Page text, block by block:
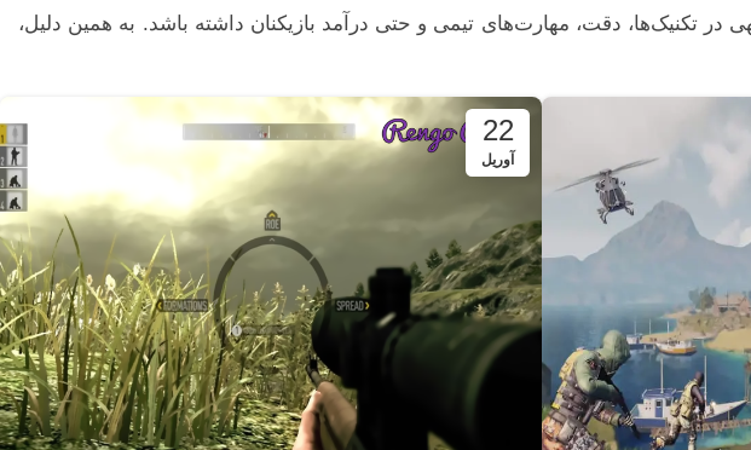
در تکنیک‌ها، دقت، مهارت‌های تیمی و حتی درآمد بازیکنان داشته باشد. به همین دلیل،
22
آوریل